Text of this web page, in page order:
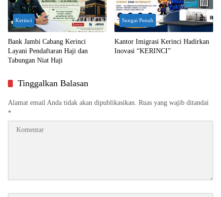
Kerinci
Bank Jambi Cabang Kerinci
Layani Pendaftaran Haji dan
Tabungan Niat Haji
Sungai Penuh
Kantor Imigrasi Kerinci Hadirkan
Inovasi “KERINCI”
Tinggalkan Balasan
Alamat email Anda tidak akan dipublikasikan. Ruas yang wajib ditandai
*